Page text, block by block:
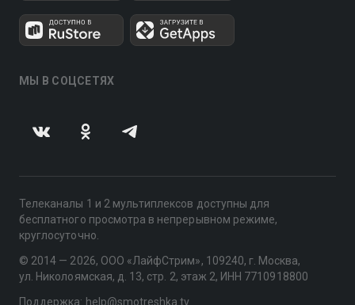
МЫ В СОЦСЕТЯХ
Телеканалы 1 и 2 мультиплексов доступны для
бесплатного просмотра в непрерывном режиме,
круглосуточно.
© 2014 — 2026, ООО «ЛайфСтрим», 109240, г. Москва,
ул. Николоямская, д. 13, стр. 2, этаж 2, ИНН 7710918800
Поддержка: help@smotreshka.tv